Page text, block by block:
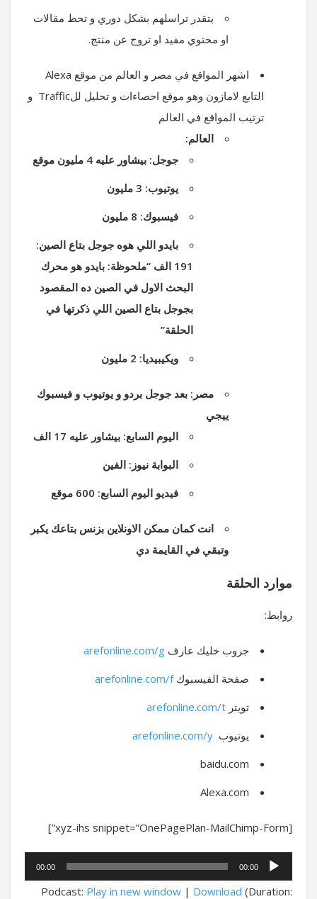
بتقدر تراسلهم بشكل دوري و تحط مقالات
او محتوي مفيد او تروج عن منتج.
اشهر المواقع في مصر و العالم من موقع Alexa
التابع لامازون وهو موقع احصاءات و تحليل للTraffic و
ترتيب المواقع في العالم
العالم:
جوجل: بيشاور عليه 4 مليون موقع
يوتيوب: 3 مليون
فيسبوك: 8 مليون
بايدو اللي هوه جوجل بتاع الصين:
191 الف “ملحوظة: بايدو هو محرك
البحث الاول في الصين ده المقصود
بجوجل بتاع الصين اللي ذكرتها في
الحلقة”
ويكيبيديا: 2 مليون
مصر: بعد جوجل بردو و يوتيوب و فيسبوك
ييجي
اليوم السابع: بيشاور عليه 17 الف
البوابة نيوز: الفين
فيديو اليوم السابع: 600 موقع
انت كمان ممكن الاونلاين بزنس بتاعك يكبر
وتبقي في القايمة دي
موارد الحلقة
روابط:
جروب خليك عارف arefonline.com/g
صفحة الفيسبوكarefonline.com/f
تويتر arefonline.com/t
يوتيوب arefonline.com/y
baidu.com
Alexa.com
[xyz-ihs snippet=”OnePagePlan-MailChimp-Form”]
مشغل
الصوت
00:00
00:00
Podcast: Play in new window | Download (Duration: